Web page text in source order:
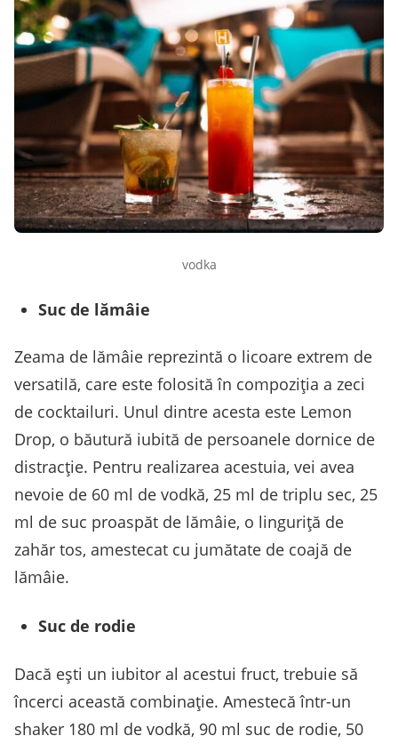
vodka
Suc de lămâie
Zeama de lămâie reprezintă o licoare extrem de
versatilă, care este folosită în compoziția a zeci
de cocktailuri. Unul dintre acesta este Lemon
Drop, o băutură iubită de persoanele dornice de
distracție. Pentru realizarea acestuia, vei avea
nevoie de 60 ml de vodkă, 25 ml de triplu sec, 25
ml de suc proaspăt de lămâie, o linguriță de
zahăr tos, amestecat cu jumătate de coajă de
lămâie.
Suc de rodie
Dacă ești un iubitor al acestui fruct, trebuie să
încerci această combinație. Amestecă într-un
shaker 180 ml de vodkă, 90 ml suc de rodie, 50